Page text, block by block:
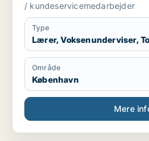
/ kundeservicemedarbejder
Type
Lærer, Voksenunderviser,
Område
København
Mere